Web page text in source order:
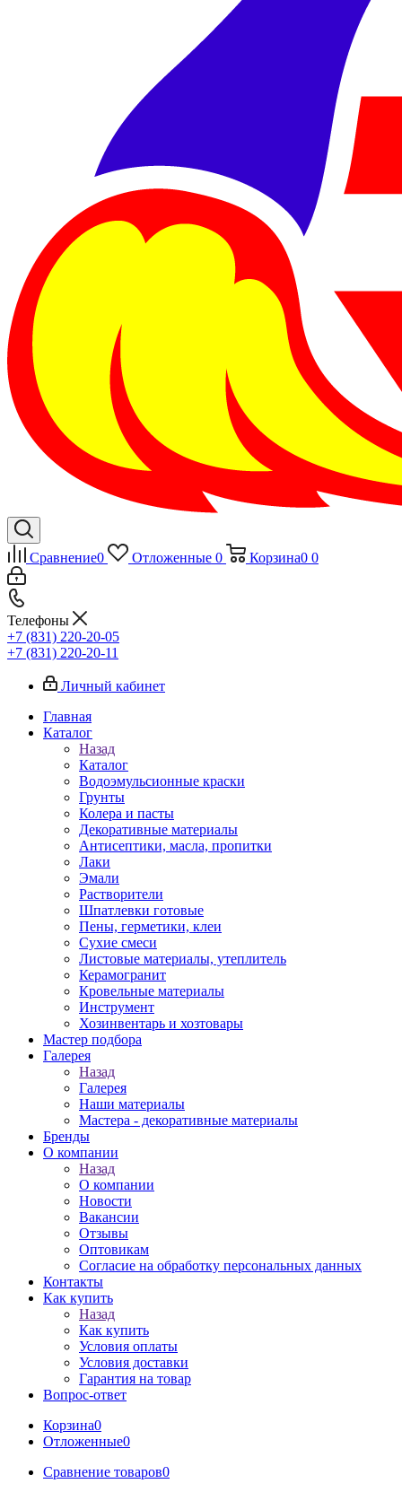
Сравнение0 Отложенные 0 Корзина0 0
Телефоны
+7 (831) 220-20-05
+7 (831) 220-20-11
Личный кабинет
Главная
Каталог
Назад
Каталог
Водоэмульсионные краски
Грунты
Колера и пасты
Декоративные материалы
Антисептики, масла, пропитки
Лаки
Эмали
Растворители
Шпатлевки готовые
Пены, герметики, клеи
Сухие смеси
Листовые материалы, утеплитель
Керамогранит
Кровельные материалы
Инструмент
Хозинвентарь и хозтовары
Мастер подбора
Галерея
Назад
Галерея
Наши материалы
Мастера - декоративные материалы
Бренды
О компании
Назад
О компании
Новости
Вакансии
Отзывы
Оптовикам
Cогласие на обработку персональных данных
Контакты
Как купить
Назад
Как купить
Условия оплаты
Условия доставки
Гарантия на товар
Вопрос-ответ
Корзина0
Отложенные0
Сравнение товаров0